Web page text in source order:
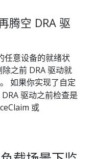
腾空 DRA 驱
任意设备的就绪状
之前 DRA 驱动就
如果你实现了自定
驱动之前检查是
或